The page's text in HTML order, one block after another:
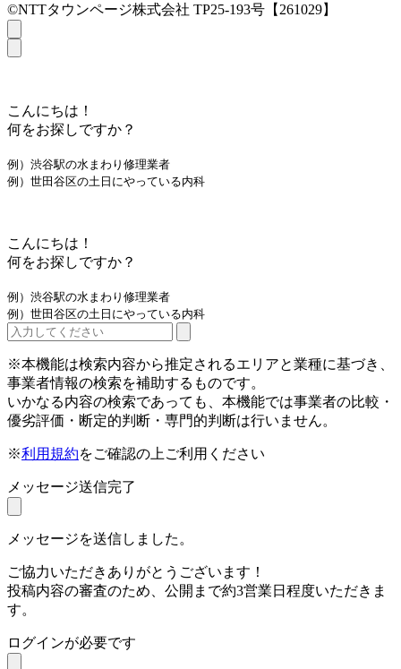
©NTTタウンページ株式会社 TP25-193号【261029】
こんにちは！
何をお探しですか？
例）渋谷駅の水まわり修理業者
例）世田谷区の土日にやっている内科
こんにちは！
何をお探しですか？
例）渋谷駅の水まわり修理業者
例）世田谷区の土日にやっている内科
※本機能は検索内容から推定されるエリアと業種に基づき、
事業者情報の検索を補助するものです。
いかなる内容の検索であっても、本機能では事業者の比較・
優劣評価・断定的判断・専門的判断は行いません。
※利用規約をご確認の上ご利用ください
メッセージ送信完了
メッセージを送信しました。
ご協力いただきありがとうございます！
投稿内容の審査のため、公開まで約3営業日程度いただきま
す。
ログインが必要です